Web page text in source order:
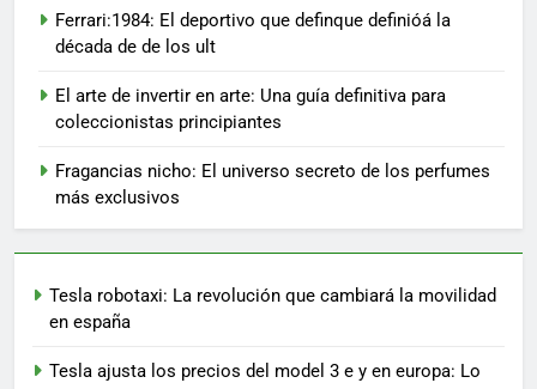
Ferrari:1984: El deportivo que definque definióá la
década de de los ult
El arte de invertir en arte: Una guía definitiva para
coleccionistas principiantes
Fragancias nicho: El universo secreto de los perfumes
más exclusivos
Tesla robotaxi: La revolución que cambiará la movilidad
en españa
Tesla ajusta los precios del model 3 e y en europa: Lo